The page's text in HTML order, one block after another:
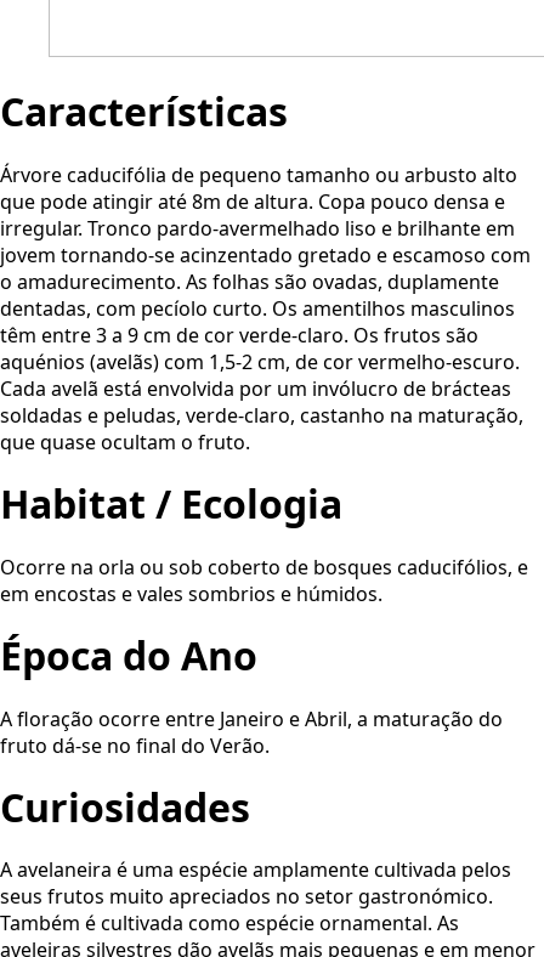
Características
Árvore caducifólia de pequeno tamanho ou arbusto alto
que pode atingir até 8m de altura. Copa pouco densa e
irregular. Tronco pardo-avermelhado liso e brilhante em
jovem tornando-se acinzentado gretado e escamoso com
o amadurecimento. As folhas são ovadas, duplamente
dentadas, com pecíolo curto. Os amentilhos masculinos
têm entre 3 a 9 cm de cor verde-claro. Os frutos são
aquénios (avelãs) com 1,5-2 cm, de cor vermelho-escuro.
Cada avelã está envolvida por um invólucro de brácteas
soldadas e peludas, verde-claro, castanho na maturação,
que quase ocultam o fruto.
Habitat / Ecologia
Ocorre na orla ou sob coberto de bosques caducifólios, e
em encostas e vales sombrios e húmidos.
Época do Ano
A floração ocorre entre Janeiro e Abril, a maturação do
fruto dá-se no final do Verão.
Curiosidades
A avelaneira é uma espécie amplamente cultivada pelos
seus frutos muito apreciados no setor gastronómico.
Também é cultivada como espécie ornamental. As
aveleiras silvestres dão avelãs mais pequenas e em menor